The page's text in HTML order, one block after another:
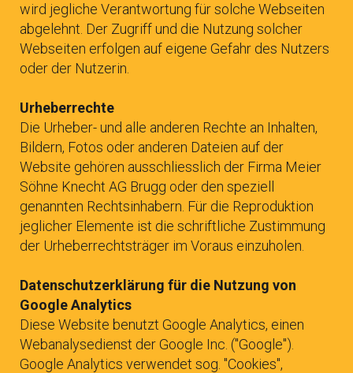
wird jegliche Verantwortung für solche Webseiten
abgelehnt. Der Zugriff und die Nutzung solcher
Webseiten erfolgen auf eigene Gefahr des Nutzers
oder der Nutzerin.
Urheberrechte
Die Urheber- und alle anderen Rechte an Inhalten,
Bildern, Fotos oder anderen Dateien auf der
Website gehören ausschliesslich der Firma Meier
Söhne Knecht AG Brugg oder den speziell
genannten Rechtsinhabern. Für die Reproduktion
jeglicher Elemente ist die schriftliche Zustimmung
der Urheberrechtsträger im Voraus einzuholen.
Datenschutzerklärung für die Nutzung von
Google Analytics
Diese Website benutzt Google Analytics, einen
Webanalysedienst der Google Inc. ("Google").
Google Analytics verwendet sog. "Cookies",